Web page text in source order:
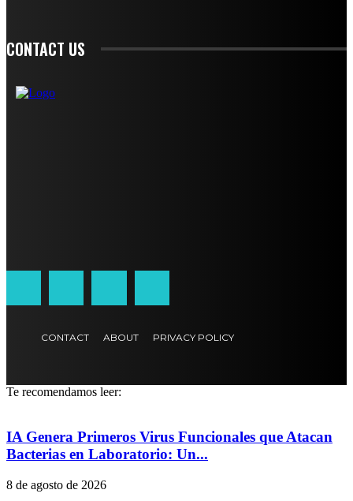
CONTACT US
CONTACT ABOUT PRIVACY POLICY
Te recomendamos leer:
IA Genera Primeros Virus Funcionales que Atacan
Bacterias en Laboratorio: Un...
8 de agosto de 2026